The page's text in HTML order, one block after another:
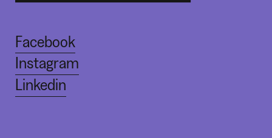
Facebook
Instagram
Linkedin